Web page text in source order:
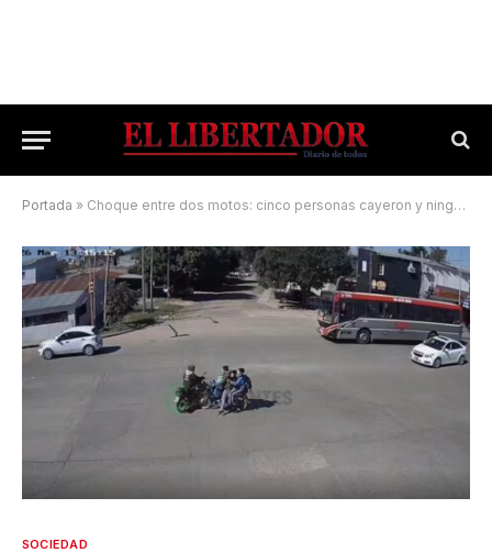
Portada » Choque entre dos motos: cinco personas cayeron y ninguna llevaba casco
SOCIEDAD